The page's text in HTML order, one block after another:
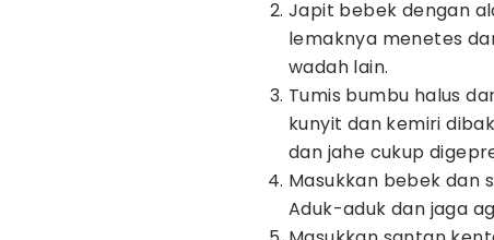
Japit bebek dengan
lemaknya menetes
wadah lain.
Tumis bumbu halus
kunyit dan kemiri
dan jahe cukup
Masukkan bebek dan
Aduk-aduk dan jaga